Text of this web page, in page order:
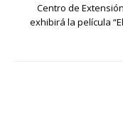
Centro de
exhibirá la película